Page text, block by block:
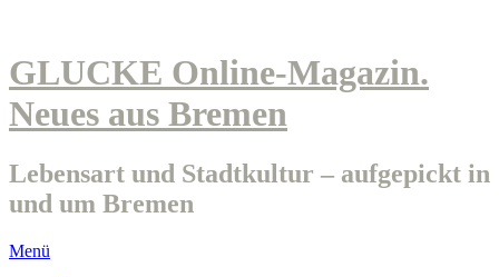
GLUCKE Online-Magazin.
Neues aus Bremen
Lebensart und Stadtkultur – aufgepickt in
und um Bremen
Menü